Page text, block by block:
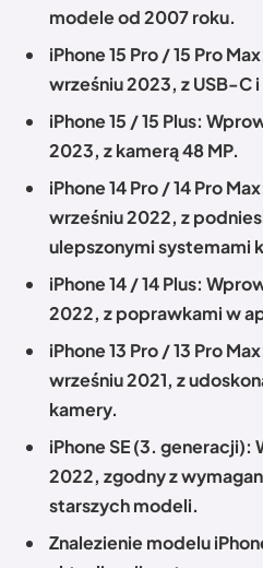
modele od 2007 roku.
iPhone 15 Pro / 15 Pro Max
wrześniu 2023, z USB-C i
iPhone 15 / 15 Plus:
2023, z kamerą 48 MP.
iPhone 14 Pro / 14 Pro Max
wrześniu 2022, z
ulepszonymi systemami
iPhone 14 / 14 Plus:
2022, z poprawkami w
iPhone 13 Pro / 13 Pro Max
wrześniu 2021, z
kamery.
iPhone SE (3. generacji):
2022, zgodny z
starszych modeli.
Znalezienie modelu